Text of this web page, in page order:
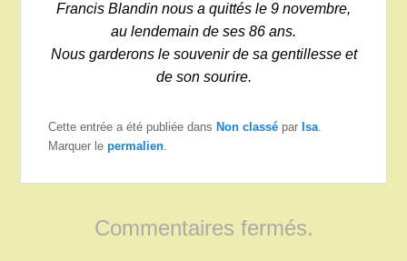
Francis Blandin nous a quittés le 9 novembre,
au lendemain de ses 86 ans.
Nous garderons le souvenir de sa gentillesse et
de son sourire.
Cette entrée a été publiée dans Non classé par Isa.
Marquer lepermalien.
Commentaires fermés.